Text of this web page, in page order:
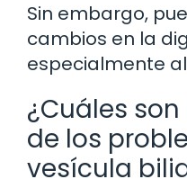
Sin embargo,
cambios en la
especialmente
¿Cuáles
de los
vesícula